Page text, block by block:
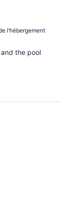
l’hébergement
the pool